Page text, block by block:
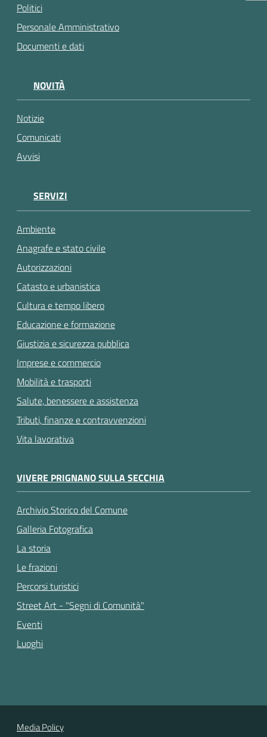
Politici
Personale Amministrativo
Documenti e dati
NOVITÀ
Notizie
Comunicati
Avvisi
SERVIZI
Ambiente
Anagrafe e stato civile
Autorizzazioni
Catasto e urbanistica
Cultura e tempo libero
Educazione e formazione
Giustizia e sicurezza pubblica
Imprese e commercio
Mobilità e trasporti
Salute, benessere e assistenza
Tributi, finanze e contravvenzioni
Vita lavorativa
VIVERE PRIGNANO SULLA SECCHIA
Archivio Storico del Comune
Galleria Fotografica
La storia
Le frazioni
Percorsi turistici
Street Art - "Segni di Comunità"
Eventi
Luoghi
Media Policy